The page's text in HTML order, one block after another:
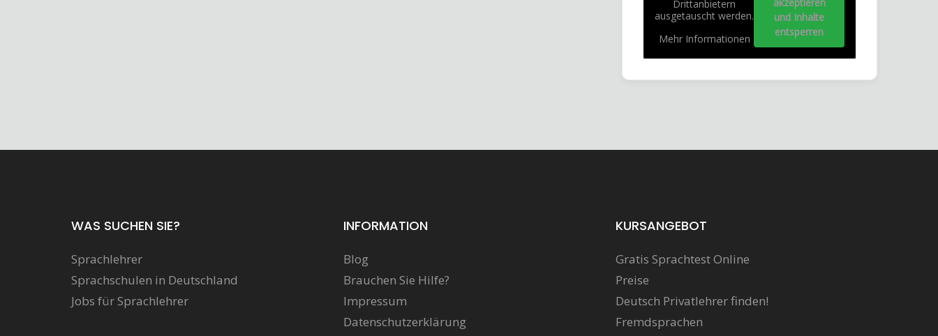
Drittanbietern
ausgetauscht werden.
Mehr Informationen
und Inhalte
entsperren
WAS SUCHEN SIE?
Sprachlehrer
Sprachschulen in Deutschland
Jobs für Sprachlehrer
INFORMATION
Blog
Brauchen Sie Hilfe?
Impressum
Datenschutzerklärung
KURSANGEBOT
Gratis Sprachtest Online
Preise
Deutsch Privatlehrer finden!
Fremdsprachen